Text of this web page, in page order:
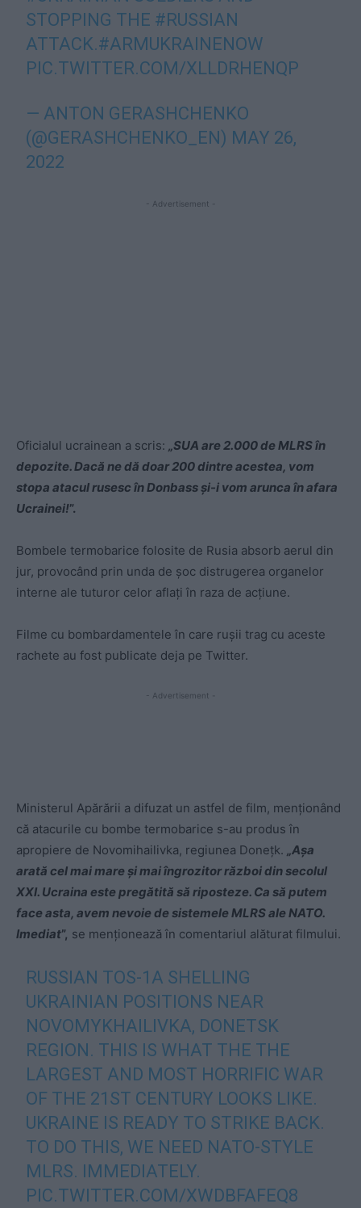
STOPPING THE #RUSSIAN
ATTACK.#ARMUKRAINENOW
PIC.TWITTER.COM/XLLDRHENQP
— ANTON GERASHCHENKO
(@GERASHCHENKO_EN) MAY 26,
2022
- Advertisement -
Oficialul ucrainean a scris: „SUA are 2.000 de MLRS în
depozite. Dacă ne dă doar 200 dintre acestea, vom
stopa atacul rusesc în Donbass și-i vom arunca în afara
Ucrainei!”.
Bombele termobarice folosite de Rusia absorb aerul din
jur, provocând prin unda de șoc distrugerea organelor
interne ale tuturor celor aflați în raza de acțiune.
Filme cu bombardamentele în care rușii trag cu aceste
rachete au fost publicate deja pe Twitter.
- Advertisement -
Ministerul Apărării a difuzat un astfel de film, menționând
că atacurile cu bombe termobarice s-au produs în
apropiere de Novomihailivka, regiunea Donețk. „Așa
arată cel mai mare și mai îngrozitor război din secolul
XXI. Ucraina este pregătită să riposteze. Ca să putem
face asta, avem nevoie de sistemele MLRS ale NATO.
Imediat”, se menționează în comentariul alăturat filmului.
RUSSIAN TOS-1A SHELLING
UKRAINIAN POSITIONS NEAR
NOVOMYKHAILIVKA, DONETSK
REGION. THIS IS WHAT THE THE
LARGEST AND MOST HORRIFIC WAR
OF THE 21ST CENTURY LOOKS LIKE.
UKRAINE IS READY TO STRIKE BACK.
TO DO THIS, WE NEED NATO-STYLE
MLRS. IMMEDIATELY.
PIC.TWITTER.COM/XWDBFAFEQ8